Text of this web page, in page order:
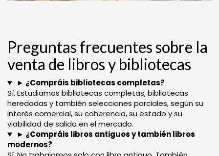
Preguntas frecuentes sobre la
venta de libros y bibliotecas
► ¿Compráis bibliotecas completas?
Sí. Estudiamos bibliotecas completas, bibliotecas
heredadas y también selecciones parciales, según su
interés comercial, su coherencia, su estado y su
viabilidad de salida en el mercado.
► ¿Compráis libros antiguos y también libros
modernos?